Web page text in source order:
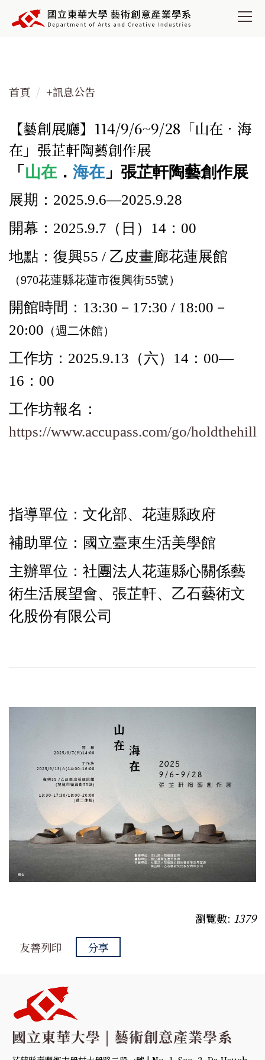
到
容
首頁 +訊息公告
【藝創展廳】114/9/6~9/28「山在．海
在」張芷軒陶藝創作展
「 山在 ． 海在 」張芷軒陶藝創作展
展期：2025.9.6—2025.9.28
開幕：2025.9.7（日）14：00
地點：復興55 / 乙皮畫廊花蓮展館
（970花蓮縣花蓮市復興街55號）
開館時間：13:30－17:30 / 18:00－
20:00 （週二休館）
工作坊：2025.9.13（六）14：00—
16：00
工作坊報名：
https://www.accupass.com/go/holdthehill
指導單位：文化部、花蓮縣政府
補助單位：國立臺東生活美學館
主辦單位：社團法人花蓮縣心關係藝
術生活展望會、張芷軒、乙石藝術文
化股份有限公司
瀏覽數: 1379
友善列印
分享